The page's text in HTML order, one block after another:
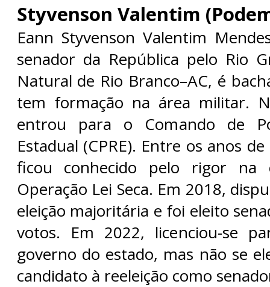
Styvenson Valentim
Eann Styvenson Valentim
senador da República pelo Rio
Natural de Rio Branco–AC, é
tem formação na área militar.
entrou para o Comando de
Estadual (CPRE). Entre os anos
ficou conhecido pelo rigor na
Operação Lei Seca. Em 2018,
eleição majoritária e foi eleito
votos. Em 2022, licenciou-se
governo do estado, mas não se
candidato à reeleição como